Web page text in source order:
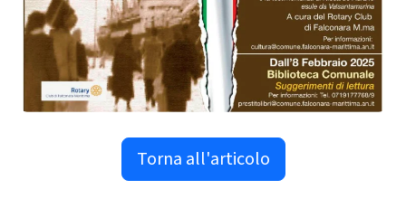
Torna all'articolo